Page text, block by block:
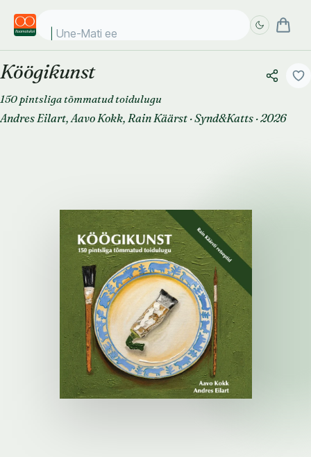
Une-Mati eelv
Köögikunst
150 pintsliga tõmmatud toidulugu
Andres Eilart,Aavo Kokk, Rain Käärst ·Synd&Katts ·2026